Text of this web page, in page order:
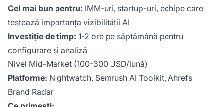
Cel mai bun pentru: IMM-uri, startup-uri, echipe care
testează importanța vizibilității AI
Investiție de timp: 1-2 ore pe săptămână pentru
configurare și analiză
Nivel Mid-Market (100-300 USD/lună)
Platforme: Nightwatch, Semrush AI Toolkit, Ahrefs
Brand Radar